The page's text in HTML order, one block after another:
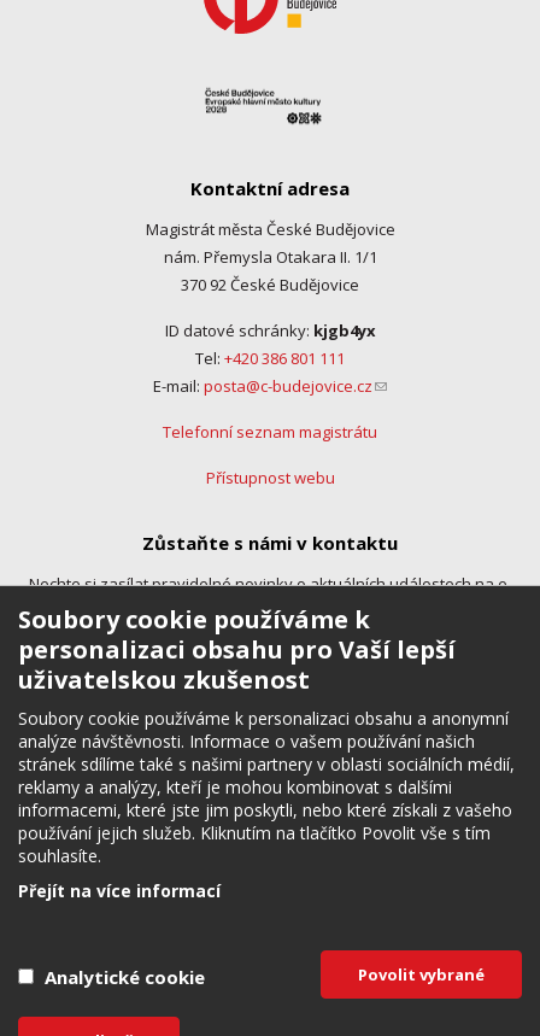
Kontaktní adresa
Magistrát města České Budějovice
nám. Přemysla Otakara II. 1/1
370 92 České Budějovice
ID datové schránky: kjgb4yx
Tel: +420 386 801 111
E-mail: posta@c-budejovice.cz(link sends e-mail)
Telefonní seznam magistrátu
Přístupnost webu
Zůstaňte s námi v kontaktu
Nechte si zasílat pravidelné novinky o aktuálních událostech na e-
mail.
Sledujte nás
Budete tak okamžitě informováni o zajímavých novinkách, akcích a
Soubory cookie používáme k
personalizaci obsahu pro Vaší lepší
uživatelskou zkušenost
Soubory cookie používáme k personalizaci obsahu a anonymní
analýze návštěvnosti. Informace o vašem používání našich
stránek sdílíme také s našimi partnery v oblasti sociálních médií,
reklamy a analýzy, kteří je mohou kombinovat s dalšími
informacemi, které jste jim poskytli, nebo které získali z vašeho
používání jejich služeb. Kliknutím na tlačítko Povolit vše s tím
souhlasíte.
Přejít na více informací
Analytické cookie Povolit vybrané
Potřebujete poradit?Zeptejte se